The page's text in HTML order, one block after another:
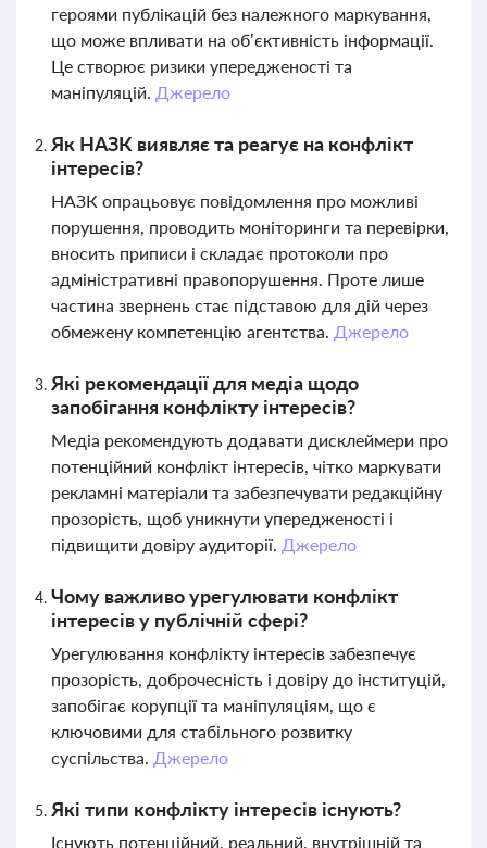
героями публікацій без належного маркування,
що може впливати на об’єктивність інформації.
Це створює ризики упередженості та
маніпуляцій. Джерело
Як НАЗК виявляє та реагує на конфлікт
інтересів?
НАЗК опрацьовує повідомлення про можливі
порушення, проводить моніторинги та перевірки,
вносить приписи і складає протоколи про
адміністративні правопорушення. Проте лише
частина звернень стає підставою для дій через
обмежену компетенцію агентства. Джерело
Які рекомендації для медіа щодо
запобігання конфлікту інтересів?
Медіа рекомендують додавати дисклеймери про
потенційний конфлікт інтересів, чітко маркувати
рекламні матеріали та забезпечувати редакційну
прозорість, щоб уникнути упередженості і
підвищити довіру аудиторії. Джерело
Чому важливо урегулювати конфлікт
інтересів у публічній сфері?
Урегулювання конфлікту інтересів забезпечує
прозорість, доброчесність і довіру до інституцій,
запобігає корупції та маніпуляціям, що є
ключовими для стабільного розвитку
суспільства. Джерело
Які типи конфлікту інтересів існують?
Існують потенційний, реальний, внутрішній та